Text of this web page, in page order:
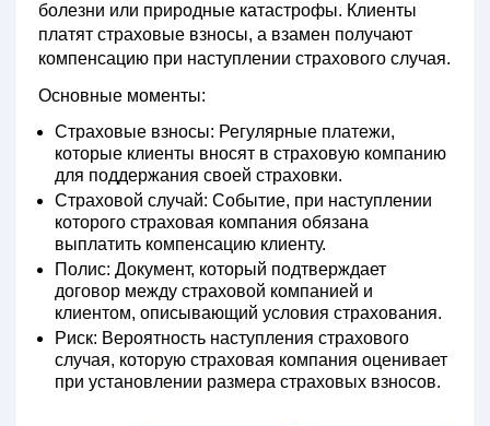
болезни или природные катастрофы. Клиенты
платят страховые взносы, а взамен получают
компенсацию при наступлении страхового случая.
Основные моменты:
Страховые взносы: Регулярные платежи,
которые клиенты вносят в страховую компанию
для поддержания своей страховки.
Страховой случай: Событие, при наступлении
которого страховая компания обязана
выплатить компенсацию клиенту.
Полис: Документ, который подтверждает
договор между страховой компанией и
клиентом, описывающий условия страхования.
Риск: Вероятность наступления страхового
случая, которую страховая компания оценивает
при установлении размера страховых взносов.